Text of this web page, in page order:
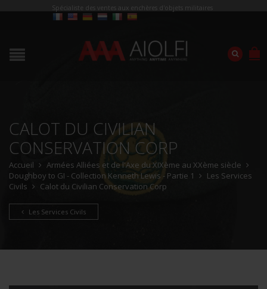
Spécialiste des ventes aux enchères d'objets militaires
CALOT DU CIVILIAN
CONSERVATION CORP
Accueil
Armées Alliées et de l'Axe du XIXème au XXème siècle
Doughboy to GI - Collection Kenneth Lewis - Partie 1
Les Services
Civils
Calot du Civilian Conservation Corp
Les Services Civils